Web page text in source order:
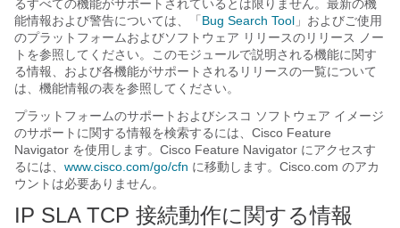
るすべての機能がサポートされているとは限りません。最新の機
能情報および警告については、「 Bug Search Tool 」およびご使用
のプラットフォームおよびソフトウェア リリースのリリース ノー
トを参照してください。このモジュールで説明される機能に関す
る情報、および各機能がサポートされるリリースの一覧について
は、機能情報の表を参照してください。
プラットフォームのサポートおよびシスコ ソフトウェア イメージ
のサポートに関する情報を検索するには、Cisco Feature
Navigator を使用します。Cisco Feature Navigator にアクセスす
るには、 www.cisco.com/go/cfn に移動します。Cisco.com のアカ
ウントは必要ありません。
IP SLA TCP 接続動作に関する情報